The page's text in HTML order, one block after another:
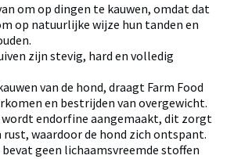
om op dingen te kauwen, omdat dat
op natuurlijke wijze hun tanden en
zijn stevig, hard en volledig
van de hond, draagt Farm Food
en bestrijden van overgewicht.
wordt endorfine aangemaakt, dit zorgt
rust, waardoor de hond zich ontspant.
bevat geen lichaamsvreemde stoffen